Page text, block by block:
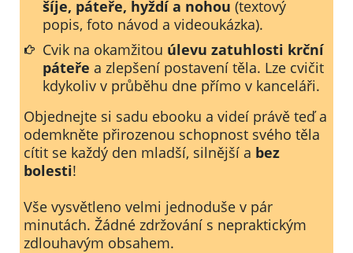
šíje, páteře, hyždí a nohou (textový
popis, foto návod a videoukázka).
Cvik na okamžitou úlevu zatuhlosti krční
páteře a zlepšení postavení těla. Lze cvičit
kdykoliv v průběhu dne přímo v kanceláři.
Objednejte si sadu ebooku a videí právě teď a
odemkněte přirozenou schopnost svého těla
cítit se každý den mladší, silnější a bez
bolesti!
Vše vysvětleno velmi jednoduše v pár
minutách. Žádné zdržování s nepraktickým
zdlouhavým obsahem.